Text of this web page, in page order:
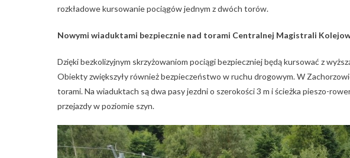
rozkładowe kursowanie pociągów jednym z dwóch torów.
Nowymi wiaduktami bezpiecznie nad torami Centralnej Magistrali
Dzięki bezkolizyjnym skrzyżowaniom pociągi bezpieczniej będą kursować z
Obiekty zwiększyły również bezpieczeństwo w ruchu drogowym. W
torami. Na wiaduktach są dwa pasy jezdni o szerokości 3 m i ścieżka pieszo-
przejazdy w poziomie szyn.